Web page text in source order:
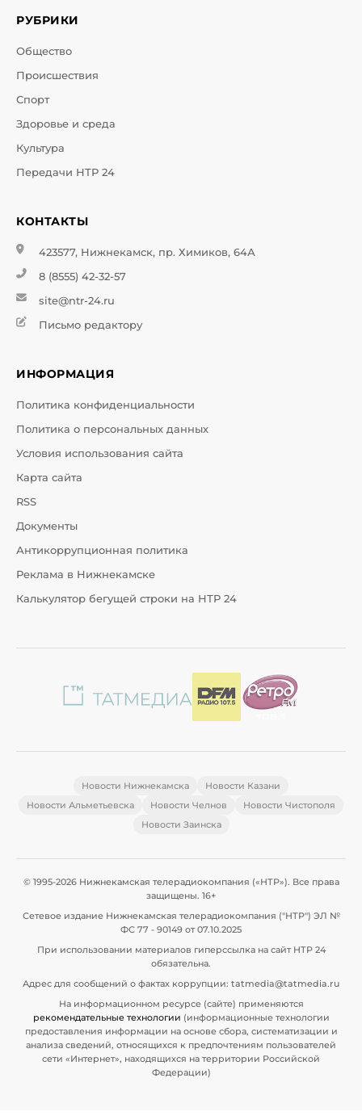
РУБРИКИ
Общество
Происшествия
Спорт
Здоровье и среда
Культура
Передачи НТР 24
КОНТАКТЫ
423577, Нижнекамск, пр. Химиков, 64А
8 (8555) 42-32-57
site@ntr-24.ru
Письмо редактору
ИНФОРМАЦИЯ
Политика конфиденциальности
Политика о персональных данных
Условия использования сайта
Карта сайта
RSS
Документы
Антикоррупционная политика
Реклама в Нижнекамске
Калькулятор бегущей строки на НТР 24
Новости Нижнекамска
Новости Казани
Новости Альметьевска
Новости Челнов
Новости Чистополя
Новости Заинска
© 1995-2026 Нижнекамская телерадиокомпания («НТР»). Все права
защищены. 16+
Сетевое издание Нижнекамская телерадиокомпания ("НТР") ЭЛ №
ФС 77 - 90149 от 07.10.2025
При использовании материалов гиперссылка на сайт НТР 24
обязательна.
Адрес для сообщений о фактах коррупции: tatmedia@tatmedia.ru
На информационном ресурсе (сайте) применяются
рекомендательные технологии (информационные технологии
предоставления информации на основе сбора, систематизации и
анализа сведений, относящихся к предпочтениям пользователей
сети «Интернет», находящихся на территории Российской
Федерации)